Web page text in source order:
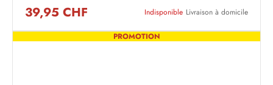
39,95 CHF Indisponible Livraison à domicile
PROMOTION